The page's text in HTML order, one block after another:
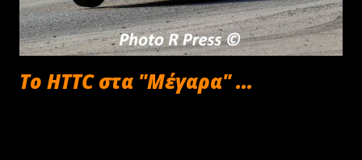
ελαστικά Conti C.A.R.E. διαθέτουν αισθητήρες που είναι
ενσωματωμένοι στη δομή του ελαστικού. Οι αισθητήρες
Το ΗΤΤC στα "Μέγαρα" ...